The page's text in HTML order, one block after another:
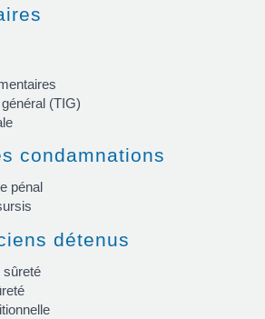
(TIG)
condamnations
pénal
détenus
sûreté